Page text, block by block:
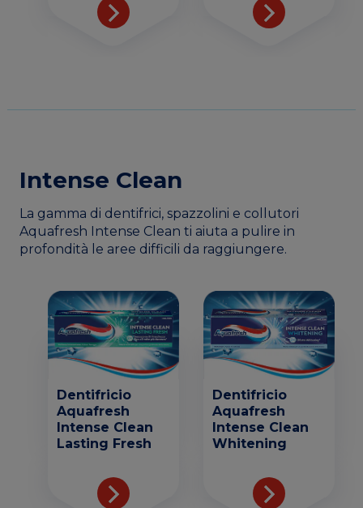
Intense Clean
La gamma di dentifrici, spazzolini e collutori
Aquafresh Intense Clean ti aiuta a pulire in
profondità le aree difficili da raggiungere.
Dentifricio
Aquafresh
Intense Clean
Lasting Fresh
Dentifricio
Aquafresh
Intense Clean
Whitening